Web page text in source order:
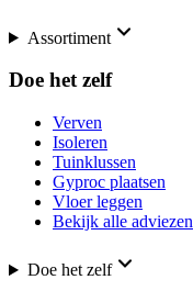
Assortiment
Doe het zelf
Verven
Isoleren
Tuinklussen
Gyproc plaatsen
Vloer leggen
Bekijk alle adviezen
Doe het zelf